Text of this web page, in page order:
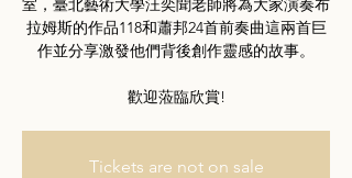
室，臺北藝術大學汪奕聞老師將為大家演奏布
拉姆斯的作品118和蕭邦24首前奏曲這兩首巨
作並分享激發他們背後創作靈感的故事。
歡迎蒞臨欣賞!
Tickets are not on sale